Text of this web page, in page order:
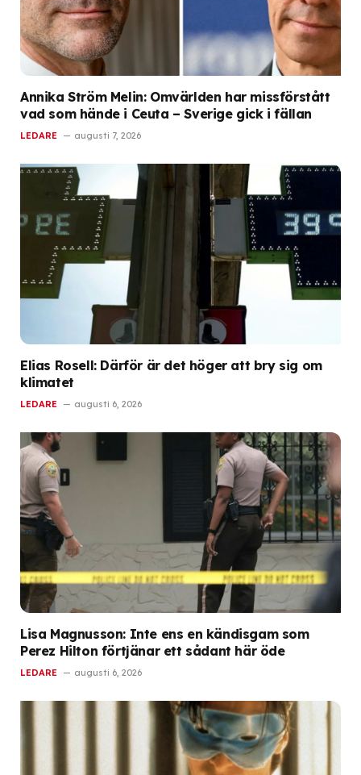
Annika Ström Melin: Omvärlden har missförstått
vad som hände i Ceuta – Sverige gick i fällan
LEDARE augusti 7, 2026
Elias Rosell: Därför är det höger att bry sig om
klimatet
LEDARE augusti 6, 2026
Lisa Magnusson: Inte ens en kändisgam som
Perez Hilton förtjänar ett sådant här öde
LEDARE augusti 6, 2026